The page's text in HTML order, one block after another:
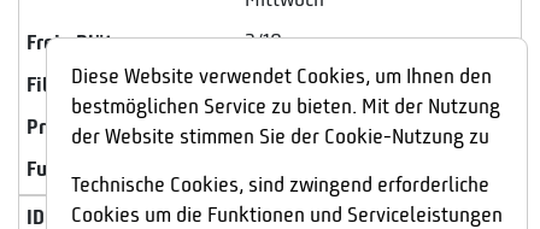
3/10
Hallenbad Huchting
103,00 €
10032
Diese Website verwendet Cookies, um Ihnen den
bestmöglichen Service zu bieten. Mit der Nutzung
der Website stimmen Sie der Cookie-Nutzung zu
Technische Cookies, sind zwingend erforderliche
Cookies um die Funktionen und Serviceleistungen